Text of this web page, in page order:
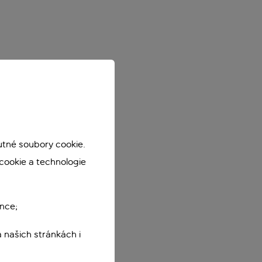
soubory cookie.
a technologie
našich stránkách i